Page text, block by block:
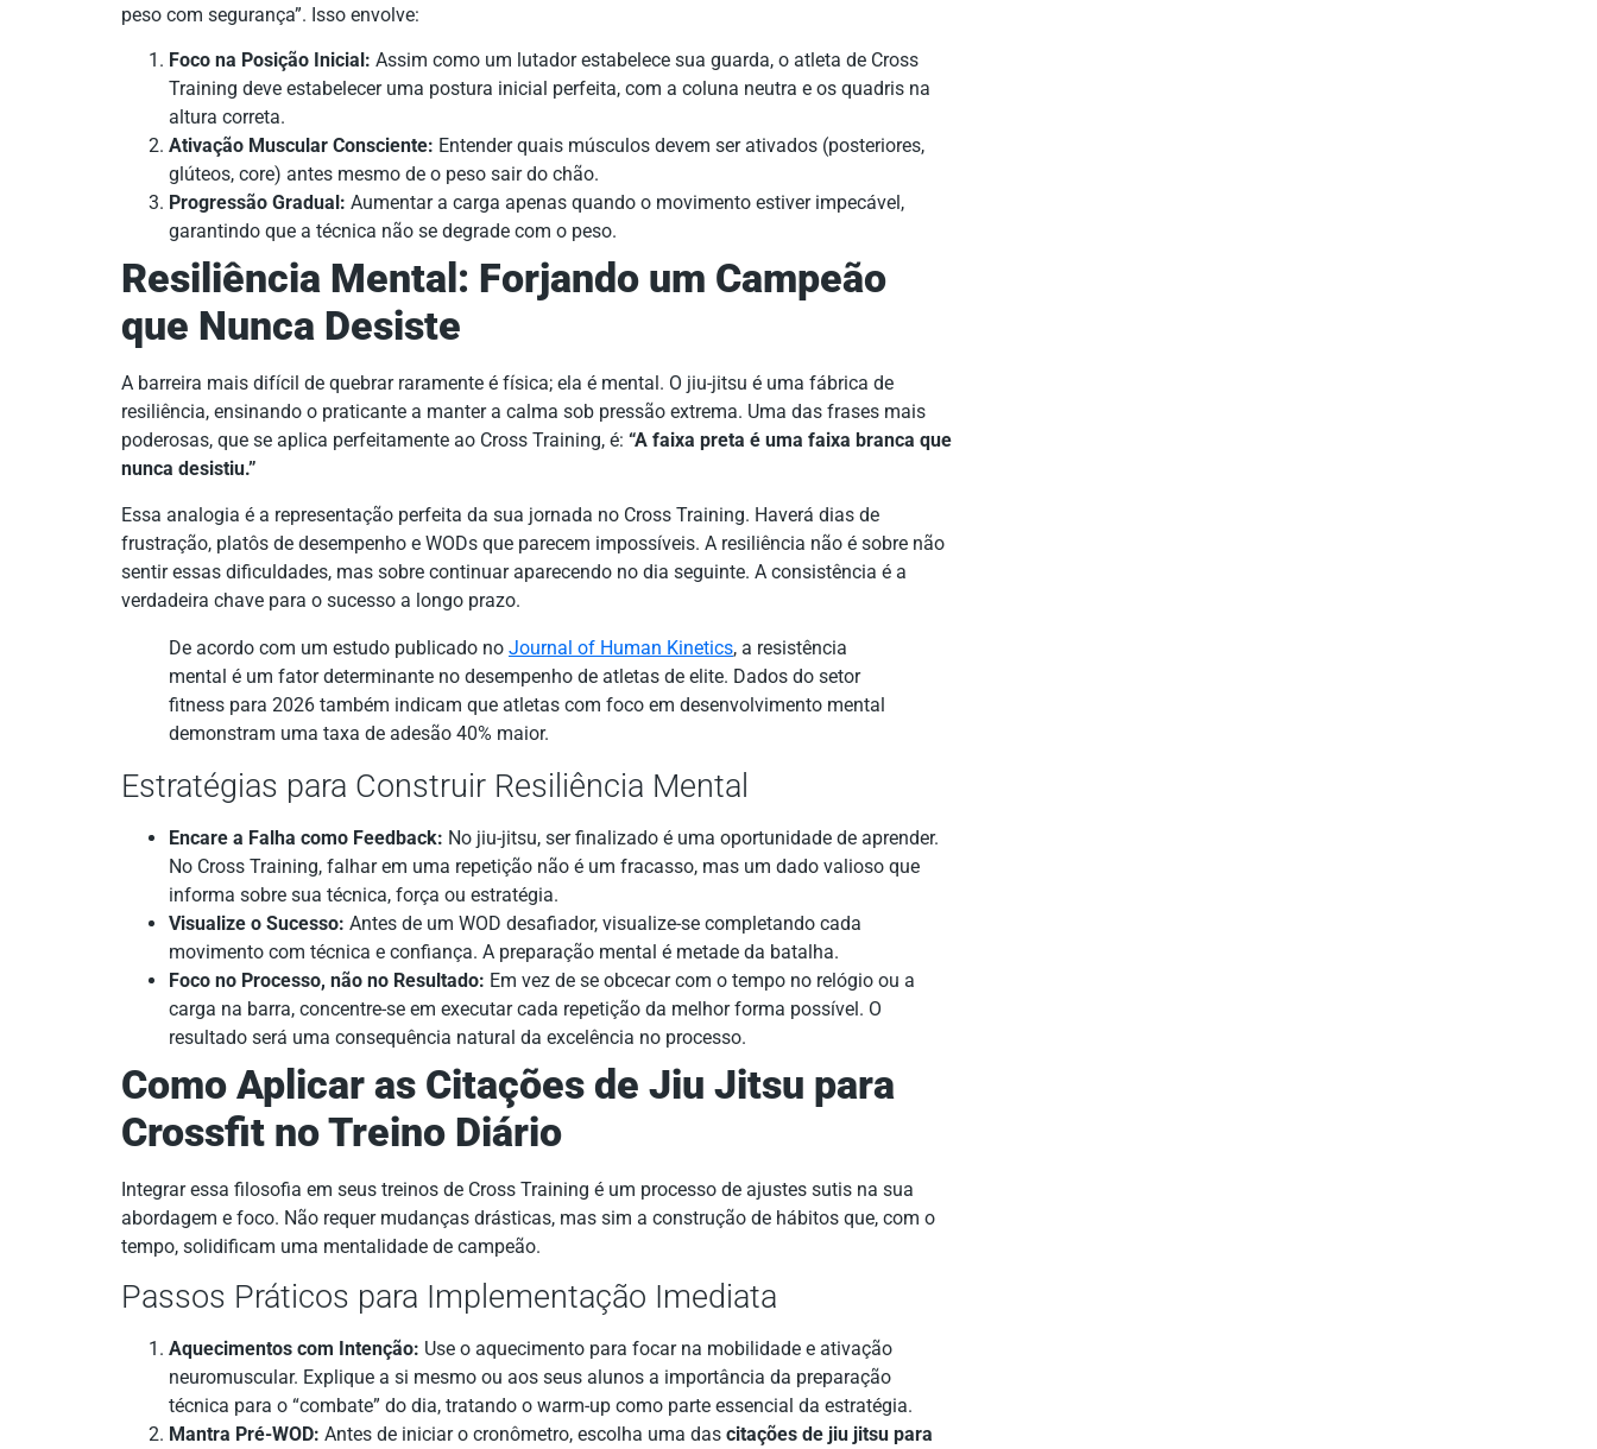
peso com segurança”. Isso envolve:
Foco na Posição Inicial: Assim como um lutador estabelece sua guarda, o atleta de Cross
Training deve estabelecer uma postura inicial perfeita, com a coluna neutra e os quadris na
altura correta.
Ativação Muscular Consciente: Entender quais músculos devem ser ativados (posteriores,
glúteos, core) antes mesmo de o peso sair do chão.
Progressão Gradual: Aumentar a carga apenas quando o movimento estiver impecável,
garantindo que a técnica não se degrade com o peso.
Resiliência Mental: Forjando um Campeão
que Nunca Desiste
A barreira mais difícil de quebrar raramente é física; ela é mental. O jiu-jitsu é uma fábrica de
resiliência, ensinando o praticante a manter a calma sob pressão extrema. Uma das frases mais
poderosas, que se aplica perfeitamente ao Cross Training, é: “A faixa preta é uma faixa branca que
nunca desistiu.”
Essa analogia é a representação perfeita da sua jornada no Cross Training. Haverá dias de
frustração, platôs de desempenho e WODs que parecem impossíveis. A resiliência não é sobre não
sentir essas dificuldades, mas sobre continuar aparecendo no dia seguinte. A consistência é a
verdadeira chave para o sucesso a longo prazo.
De acordo com um estudo publicado no Journal of Human Kinetics, a resistência
mental é um fator determinante no desempenho de atletas de elite. Dados do setor
fitness para 2026 também indicam que atletas com foco em desenvolvimento mental
demonstram uma taxa de adesão 40% maior.
Estratégias para Construir Resiliência Mental
Encare a Falha como Feedback: No jiu-jitsu, ser finalizado é uma oportunidade de aprender.
No Cross Training, falhar em uma repetição não é um fracasso, mas um dado valioso que
informa sobre sua técnica, força ou estratégia.
Visualize o Sucesso: Antes de um WOD desafiador, visualize-se completando cada
movimento com técnica e confiança. A preparação mental é metade da batalha.
Foco no Processo, não no Resultado: Em vez de se obcecar com o tempo no relógio ou a
carga na barra, concentre-se em executar cada repetição da melhor forma possível. O
resultado será uma consequência natural da excelência no processo.
Como Aplicar as Citações de Jiu Jitsu para
Crossfit no Treino Diário
Integrar essa filosofia em seus treinos de Cross Training é um processo de ajustes sutis na sua
abordagem e foco. Não requer mudanças drásticas, mas sim a construção de hábitos que, com o
tempo, solidificam uma mentalidade de campeão.
Passos Práticos para Implementação Imediata
Aquecimentos com Intenção: Use o aquecimento para focar na mobilidade e ativação
neuromuscular. Explique a si mesmo ou aos seus alunos a importância da preparação
técnica para o “combate” do dia, tratando o warm-up como parte essencial da estratégia.
Mantra Pré-WOD: Antes de iniciar o cronômetro, escolha uma das citações de jiu jitsu para